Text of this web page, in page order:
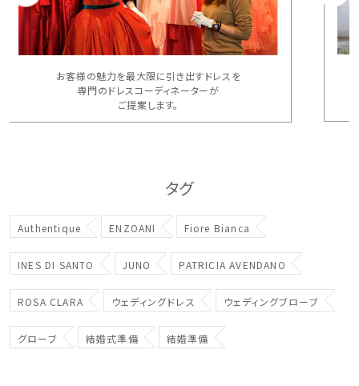
お客様の魅力を最大限に引き出すドレスを
専門のドレスコーディネーターが
ご提案します。
タグ
Authentique ENZOANI Fiore Bianca
INES DI SANTO JUNO PATRICIA AVENDANO
ROSA CLARA ウェディングドレス ウェディングブローブ
グローブ 結婚式準備 結婚準備